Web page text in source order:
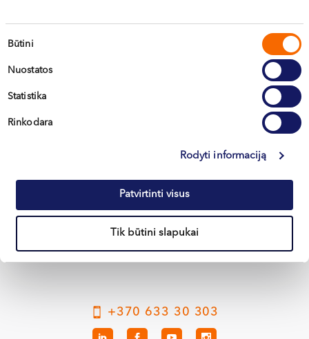
Sutikimo
Būtini
Nuostatos
Statistika
Rinkodara
Rodyti informaciją
Patvirtinti visus
Tik būtini slapukai
отслоения сетчатки глаза, включая операции с
применением криотерапии
Кретинга
+370 633 30 303